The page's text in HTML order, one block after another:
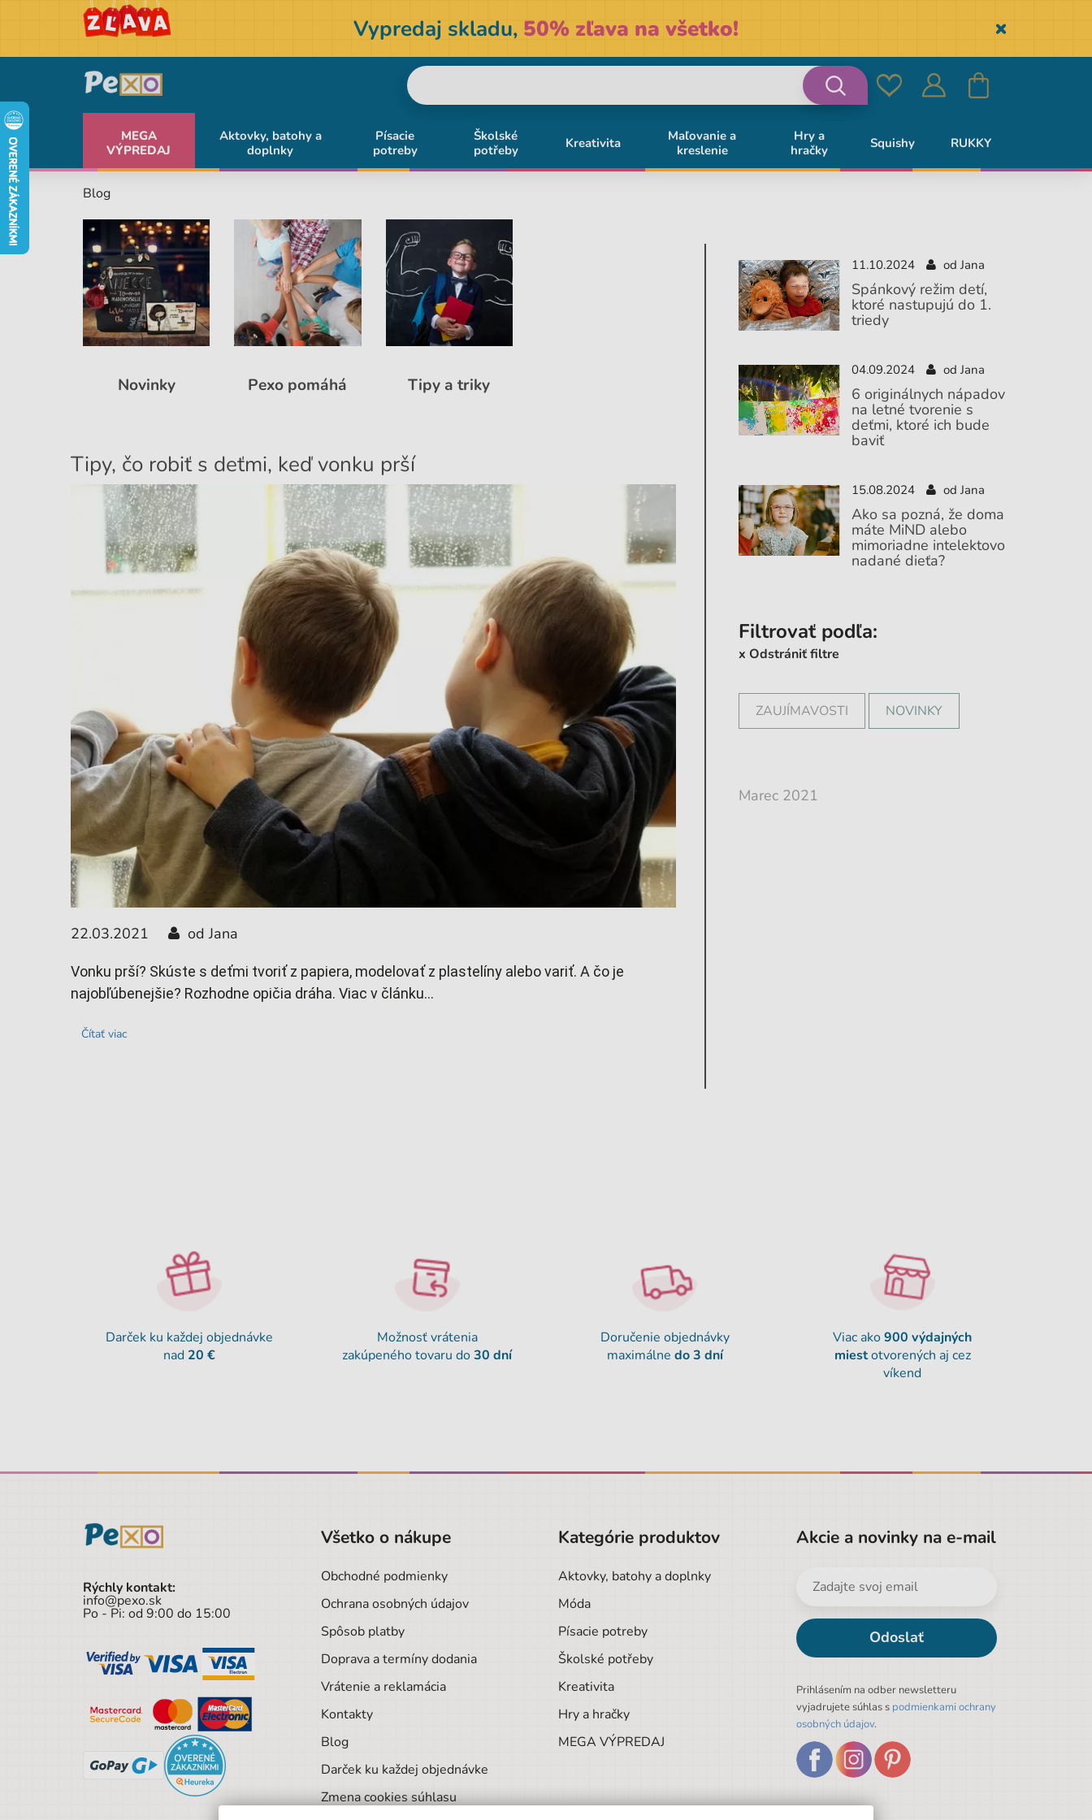
Vypredaj skladu, 50% zľava na všetko! Skryť
ObľúbenéPrihlásiť Košík
MEGA
VÝPREDAJ
Aktovky, batohy a
doplnky
Písacie
potreby
Školské
potřeby
Kreativita
Maľovanie a
kreslenie
Hry a
hračky
Squishy RUKKY
Blog
Novinky Pexo pomáhá Tipy a triky
Tipy, čo robiť s deťmi, keď vonku prší
22.03.2021 od Jana
Vonku prší? Skúste s deťmi tvoriť z papiera, modelovať z plastelíny alebo variť. A čo je
najobľúbenejšie? Rozhodne opičia dráha. Viac v článku...
Čítať viac
11.10.2024 od Jana
Spánkový režim detí,
ktoré nastupujú do 1.
triedy
04.09.2024 od Jana
6 originálnych nápadov
na letné tvorenie s
deťmi, ktoré ich bude
baviť
15.08.2024 od Jana
Ako sa pozná, že doma
máte MiND alebo
mimoriadne intelektovo
nadané dieťa?
Filtrovať podľa:
x Odstrániť filtre
ZAUJÍMAVOSTI NOVINKY
Marec 2021
Darček ku každej objednávke
nad 20 €
Možnosť vrátenia
zakúpeného tovaru do30 dní
Doručenie objednávky
maximálne do 3 dní
Viac ako900výdajných
miestotvorených aj cez
víkend
Rýchly kontakt:
info@pexo.sk
Po - Pi: od 9:00 do 15:00
Všetko o nákupe
Obchodné podmienky
Ochrana osobných údajov
Spôsob platby
Doprava a termíny dodania
Vrátenie a reklamácia
Kontakty
Blog
Darček ku každej objednávke
Zmena cookies súhlasu
Kategórie produktov
Aktovky, batohy a doplnky
Móda
Písacie potreby
Školské potřeby
Kreativita
Hry a hračky
MEGA VÝPREDAJ
Akcie a novinky na e-mail
Odoslať
Prihlásením na odber newsletteru
vyjadrujete súhlas s podmienkami ochrany
osobných údajov.